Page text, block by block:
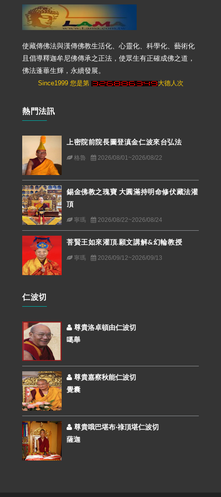
使藏傳佛法與漢傳佛教生活化、心靈化、科學化、藝術化
且倡導釋迦牟尼佛傳承之正法，使眾生有正確成佛之道，
佛法蓬蓽生輝，永續發展。
Since1999 您是第 大德人次
熱門法訊
上密院前院長圖登滇金仁波來台弘法
格魯 2026/08/01~2026/08/22
錫金佛教之瑰寶 大圓滿持明命修伏藏法灌
頂
寧瑪 2026/08/22~2026/08/24
菩賢王如來灌頂.願文講解&幻輪教授
寧瑪 2026/09/12~2026/09/13
仁波切
尊貴洛卓頓由仁波切
噶舉
尊貴嘉察秋能仁波切
覺囊
尊貴哦巴堪布‧祿頂堪仁波切
薩迦